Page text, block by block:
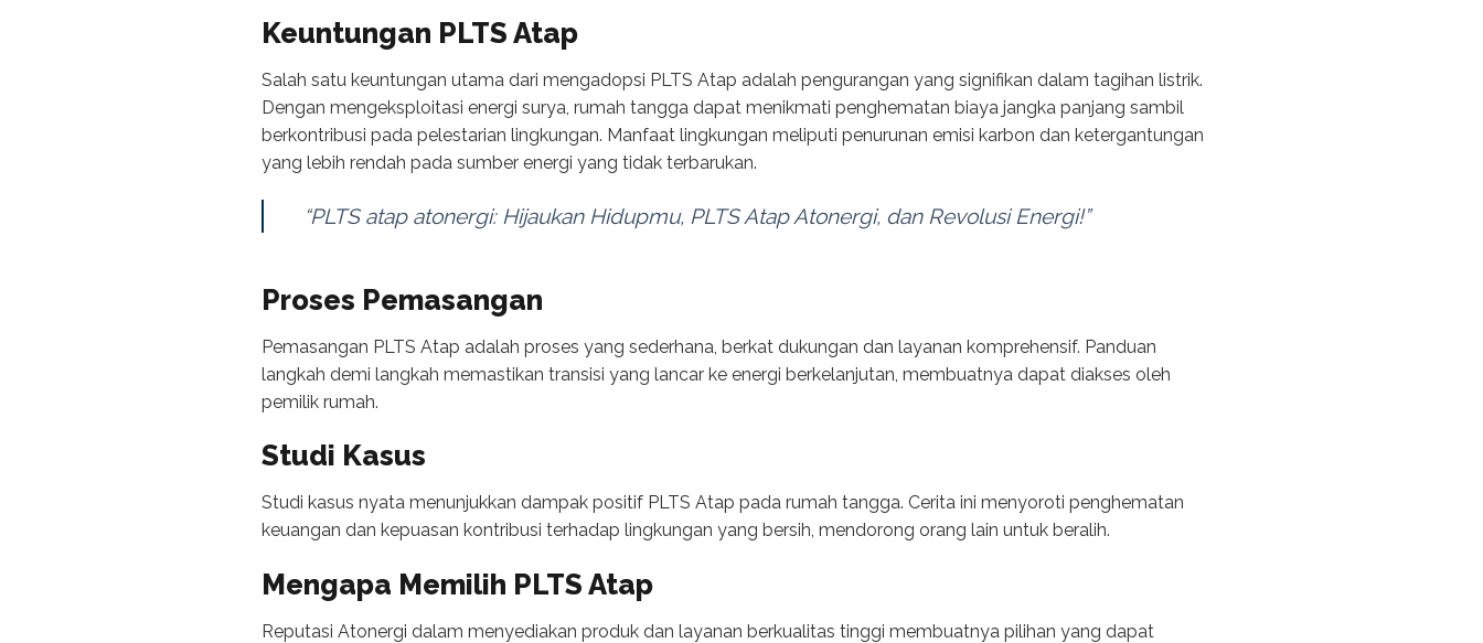
Keuntungan PLTS Atap
Salah satu keuntungan utama dari mengadopsi PLTS Atap adalah pengurangan yang signifikan dalam tagihan listrik.
Dengan mengeksploitasi energi surya, rumah tangga dapat menikmati penghematan biaya jangka panjang sambil
berkontribusi pada pelestarian lingkungan. Manfaat lingkungan meliputi penurunan emisi karbon dan ketergantungan
yang lebih rendah pada sumber energi yang tidak terbarukan.
“PLTS atap atonergi: Hijaukan Hidupmu, PLTS Atap Atonergi, dan Revolusi Energi!”
Proses Pemasangan
Pemasangan PLTS Atap adalah proses yang sederhana, berkat dukungan dan layanan komprehensif. Panduan
langkah demi langkah memastikan transisi yang lancar ke energi berkelanjutan, membuatnya dapat diakses oleh
pemilik rumah.
Studi Kasus
Studi kasus nyata menunjukkan dampak positif PLTS Atap pada rumah tangga. Cerita ini menyoroti penghematan
keuangan dan kepuasan kontribusi terhadap lingkungan yang bersih, mendorong orang lain untuk beralih.
Mengapa Memilih PLTS Atap
Reputasi Atonergi dalam menyediakan produk dan layanan berkualitas tinggi membuatnya pilihan yang dapat